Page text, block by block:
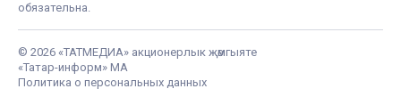
обязательна.
© 2026 «ТАТМЕДИА» акционерлык җәмгыяте
«Татар-информ» МА
Политика о персональных данных